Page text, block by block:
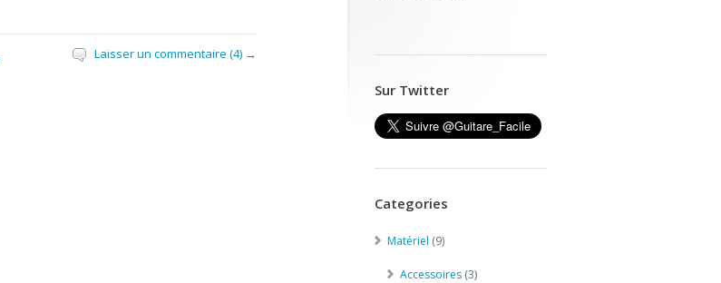
Laisser un commentaire (4) →
Sur Twitter
Categories
Matériel (9)
Accessoires (3)